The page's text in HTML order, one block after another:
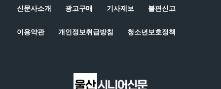
신문사소개 광고구매 기사제보 불편신고
이용약관 개인정보취급방침 청소년보호정책